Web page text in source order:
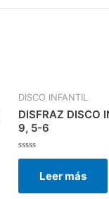
DISCO INFANTIL
DISFRAZ DISCO
9, 5-6
Valorado
5
Leer más